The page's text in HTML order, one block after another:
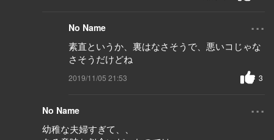
No Name ...
素直というか、裏はなさそうで、悪いコじゃな
さそうだけどね
2019/11/05 21:53 3
No Name ...
幼稚な夫婦すぎて、、